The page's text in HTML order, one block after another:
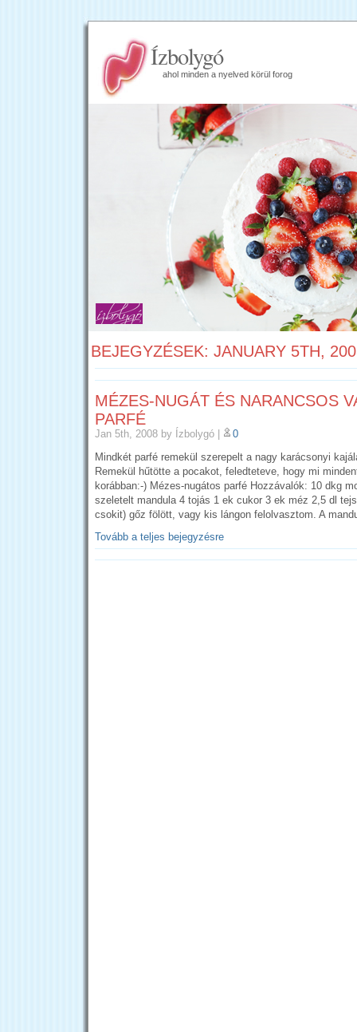
Ízbolygó
ahol minden a nyelved körül forog
BEJEGYZÉSEK: JANUARY 5TH,
MÉZES-NUGÁT ÉS NARANCSOS
PARFÉ
Jan 5th, 2008 by Ízbolygó
0
Mindkét parfé remekül szerepelt a nagy karácsonyi
Remekül hűtötte a pocakot, feledteteve, hogy mi
korábban:-) Mézes-nugátos parfé Hozzávalók: 10 dkg
szeletelt mandula 4 tojás 1 ek cukor 3 ek méz 2,5 dl
csokit) gőz fölött, vagy kis lángon felolvasztom. A
Tovább a teljes bejegyzésre